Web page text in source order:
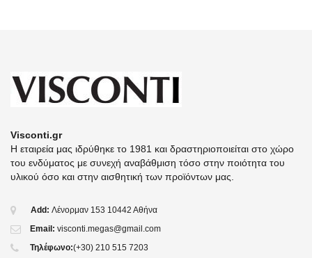
Visconti.gr
Η εταιρεία μας ιδρύθηκε το 1981 και δραστηριοποιείται στο χώρο
του ενδύματος με συνεχή αναβάθμιση τόσο στην ποιότητα του
υλικού όσο και στην αισθητική των προϊόντων μας.
Add: Λένορμαν 153 10442 Αθήνα
Email: visconti.megas@gmail.com
Τηλέφωνο:(+30) 210 515 7203